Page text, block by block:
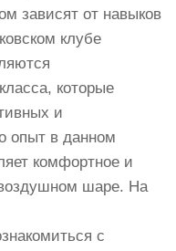
зависят от навыков
клубе
которые
и
опыт в данном
комфортное и
шаре. На
с